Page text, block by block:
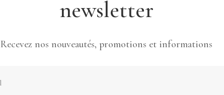
newsletter
Recevez nos nouveautés, promotions et informations